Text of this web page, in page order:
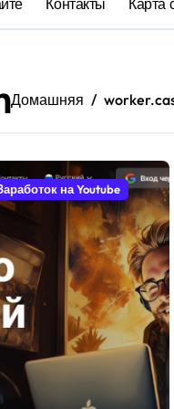
Контакты Карта
Домашняя
на Youtube